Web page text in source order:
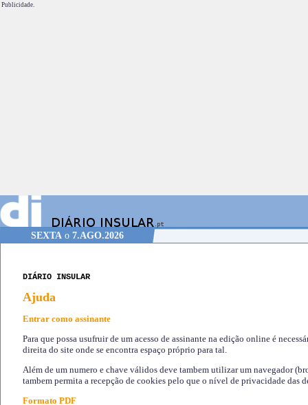
Publicidade.
SEXTA o 7.AGO.2026
DIÁRIO INSULAR
Ajuda
Entrar como assinante
Para que possa usufruir de um acesso de assinante na edição online é
direita do site onde se encontra espaço próprio para tal.
Além de um numero e chave válidos deve tambem utilizar um navegador
tambem permita a recepção de cookies pelo que o nível de privacidade das
Formato PDF